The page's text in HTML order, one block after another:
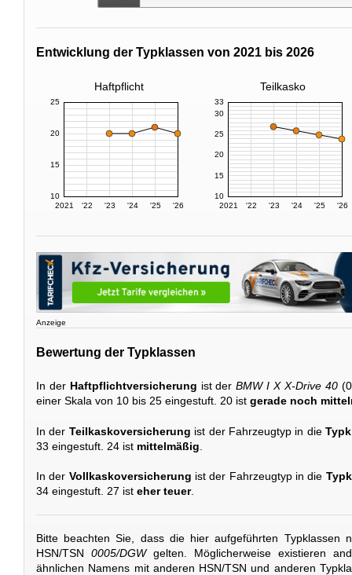
Entwicklung der Typklassen von 2021 bis 2026
Haftpflicht Teilkasko
2021 '22 '23 '24 '25 '26
10
15
20
25
2021 '22 '23 '24 '25 '26
10
15
20
25
30
33
Anzeige
Bewertung der Typklassen
In der Haftpflichtversicherung ist derBMW I X X-Drive 40
einer Skala von 10 bis 25 eingestuft. 20 ist gerade noch
In der Teilkaskoversicherung ist der Fahrzeugtyp in die
33 eingestuft. 24 ist mittelmäßig
In der Vollkaskoversicherung ist der Fahrzeugtyp in die
34 eingestuft. 27 ist eher teuer.
Bitte beachten Sie, dass die hier aufgeführten Typklassen
HSN/TSN 0005/DGWgelten. Möglicherweise existieren
ähnlichen Namens mit anderen HSN/TSN und anderen